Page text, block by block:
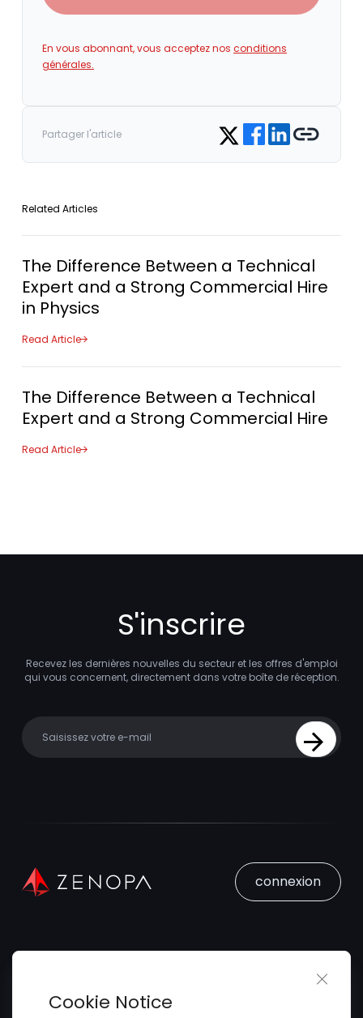
En vous abonnant, vous acceptez nos conditions
générales.
Partager l'article Share on Twitter
Share on Facebook
Share on LinkedIn
Copy link
Related Articles
The Difference Between a Technical
Expert and a Strong Commercial Hire
in Physics
Read Article
The Difference Between a Technical
Expert and a Strong Commercial Hire
Read Article
S'inscrire
Recevez les dernières nouvelles du secteur et les offres d'emploi
qui vous concernent, directement dans votre boîte de réception.
Sign Up
connexion
Soumettez votre CV
Trouver des Talents
Cookie Notice
Close